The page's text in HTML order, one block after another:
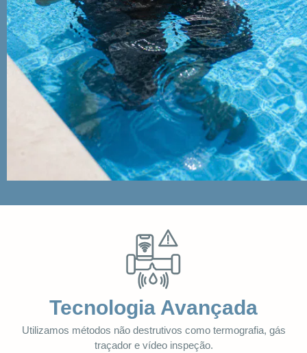
Tecnologia Avançada
Utilizamos métodos não destrutivos como termografia, gás
traçador e vídeo inspeção.